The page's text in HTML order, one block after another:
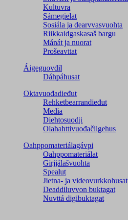
Kultuvra
Sámegielat
Sosiála ja dearvvasvuohta
Riikkaidgaskasaš bargu
Mánát ja nuorat
Prošeavttat
Áigeguovdil
Dáhpáhusat
Oktavuođadieđut
Rehketbearrandieđut
Media
Diehtosuodji
Olahahttivuođačilgehus
Oahppomateriálagávpi
Oahppomateriálat
Girjjálašvuohta
Spealut
Jietna- ja videovurkkohusat
Deaddiluvvon buktagat
Nuvttá digibuktagat